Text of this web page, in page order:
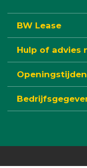
BW Lease
Hulp of advies
Openingstijden